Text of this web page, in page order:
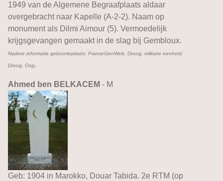
1949 van de Algemene Begraafplaats aldaar
overgebracht naar Kapelle (A-2-2). Naam op
monument als Dilmi Aimour (5). Vermoedelijk
krijgsgevangen gemaakt in de slag bij Gembloux.
Nadere informatie geboorteplaats: FranceGenWeb, Droog; militaire eenheid:
Droog, Osg.
Ahmed ben BELKACEM - M
Geb: 1904 in Marokko, Douar Tabida. 2e RTM (op